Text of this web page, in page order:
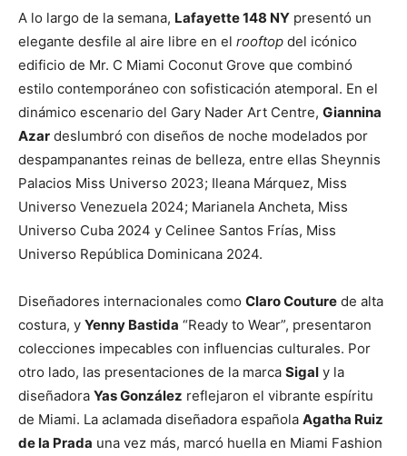
A lo largo de la semana, Lafayette 148 NY presentó un
elegante desfile al aire libre en el rooftop del icónico
edificio de Mr. C Miami Coconut Grove que combinó
estilo contemporáneo con sofisticación atemporal. En el
dinámico escenario del Gary Nader Art Centre, Giannina
Azar deslumbró con diseños de noche modelados por
despampanantes reinas de belleza, entre ellas Sheynnis
Palacios Miss Universo 2023; Ileana Márquez, Miss
Universo Venezuela 2024; Marianela Ancheta, Miss
Universo Cuba 2024 y Celinee Santos Frías, Miss
Universo República Dominicana 2024.
Diseñadores internacionales como Claro Couture de alta
costura, y Yenny Bastida “Ready to Wear”, presentaron
colecciones impecables con influencias culturales. Por
otro lado, las presentaciones de la marca Sigal y la
diseñadora Yas González reflejaron el vibrante espíritu
de Miami. La aclamada diseñadora española Agatha Ruiz
de la Prada una vez más, marcó huella en Miami Fashion